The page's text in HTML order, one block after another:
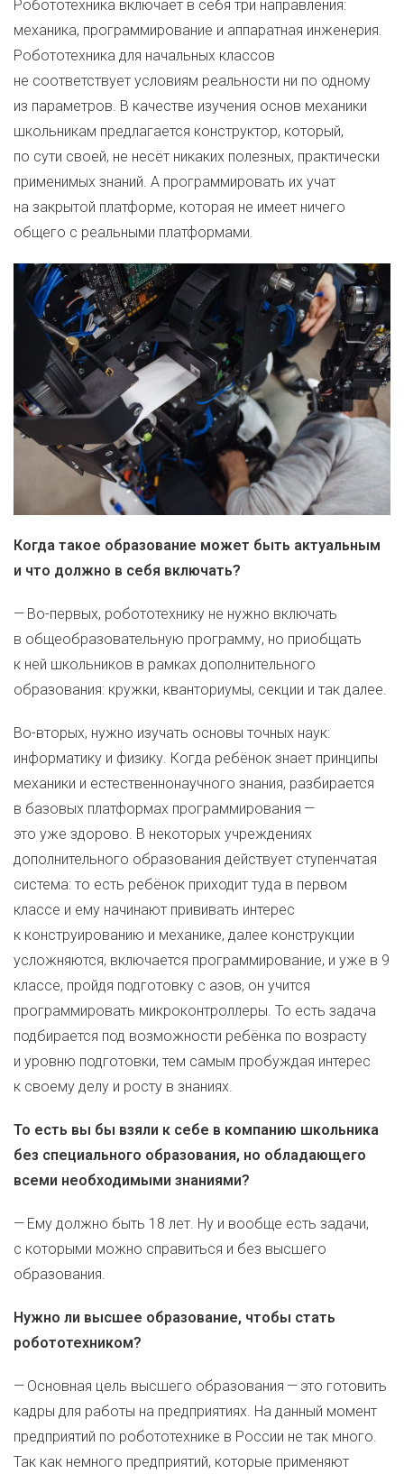
Робототехника включает в себя три направления:
механика, программирование и аппаратная инженерия.
Робототехника для начальных классов
не соответствует условиям реальности ни по одному
из параметров. В качестве изучения основ механики
школьникам предлагается конструктор, который,
по сути своей, не несёт никаких полезных, практически
применимых знаний. А программировать их учат
на закрытой платформе, которая не имеет ничего
общего с реальными платформами.
Когда такое образование может быть актуальным
и что должно в себя включать?
— Во-первых, робототехнику не нужно включать
в общеобразовательную программу, но приобщать
к ней школьников в рамках дополнительного
образования: кружки, кванториумы, секции и так далее.
Во-вторых, нужно изучать основы точных наук:
информатику и физику. Когда ребёнок знает принципы
механики и естественнонаучного знания, разбирается
в базовых платформах программирования —
это уже здорово. В некоторых учреждениях
дополнительного образования действует ступенчатая
система: то есть ребёнок приходит туда в первом
классе и ему начинают прививать интерес
к конструированию и механике, далее конструкции
усложняются, включается программирование, и уже в 9
классе, пройдя подготовку с азов, он учится
программировать микроконтроллеры. То есть задача
подбирается под возможности ребёнка по возрасту
и уровню подготовки, тем самым пробуждая интерес
к своему делу и росту в знаниях.
То есть вы бы взяли к себе в компанию школьника
без специального образования, но обладающего
всеми необходимыми знаниями?
— Ему должно быть 18 лет. Ну и вообще есть задачи,
с которыми можно справиться и без высшего
образования.
Нужно ли высшее образование, чтобы стать
робототехником?
— Основная цель высшего образования — это готовить
кадры для работы на предприятиях. На данный момент
предприятий по робототехнике в России не так много.
Так как немного предприятий, которые применяют